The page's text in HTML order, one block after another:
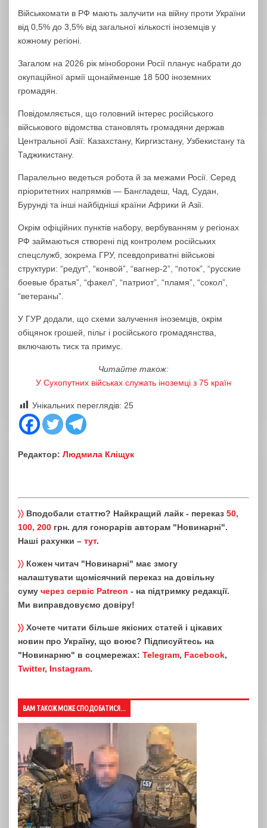
Військкомати в РФ мають залучити на війну проти України
від 0,5% до 3,5% від загальної кількості іноземців у
кожному регіоні.
Загалом на 2026 рік міноборони Росії планує набрати до
окупаційної армії щонайменше 18 500 іноземних
громадян.
Повідомляється, що головний інтерес російського
військового відомства становлять громадяни держав
Центральної Азії: Казахстану, Киргизстану, Узбекистану та
Таджикистану.
Паралельно ведеться робота й за межами Росії. Серед
пріоритетних напрямків — Бангладеш, Чад, Судан,
Бурунді та інші найбідніші країни Африки й Азії.
Окрім офіційних пунктів набору, вербуванням у регіонах
РФ займаються створені під контролем російських
спецслужб, зокрема ГРУ, псевдоприватні військові
структури: “редут”, “конвой”, “вагнер-2”, “поток”, “русские
боевые братья”, “факел”, “патриот”, “пламя”, “сокол”,
“ветераны”.
У ГУР додали, що схеми залучення іноземців, окрім
обіцянок грошей, пільг і російського громадянства,
включають тиск та примус.
Читайте також:
У Сухопутних військах служать іноземці з 75 країн
Унікальних переглядів: 25
Редактор: Людмила Кліщук
〉〉 Вподобали статтю? Найкращий лайк - переказ 50,
100, 200 грн. для гонорарів авторам "Новинарні".
Наші рахунки – тут.
〉〉 Кожен читач "Новинарні" має змогу
налаштувати щомісячний переказ на довільну
суму через сервіс Patreon - на підтримку редакції.
Ми виправдовуємо довіру!
〉〉 Хочете читати більше якісних статей і цікавих
новин про Україну, що воює? Підписуйтесь на
"Новинарню" в соцмережах: Telegram, Facebook,
Twitter, Instagram.
ВАМ ТАКОЖ МОЖЕ СПОДОБАТИСЯ...